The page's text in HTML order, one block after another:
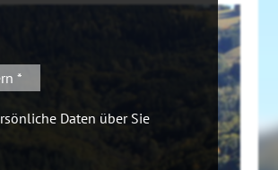
*
Daten über Sie